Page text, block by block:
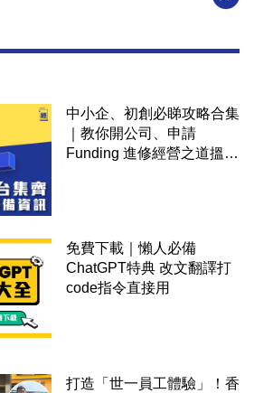
中小企、初創必睇攻略合集
｜教你開公司、申請
Funding 進修經營之道搵大
免費下載｜懶人必備
ChatGPT特典 改文翻譯打
code指令直接用
打造「世一員工體驗」！香